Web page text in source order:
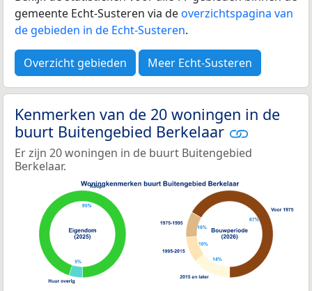
gemeente Echt-Susteren via deoverzichtspagina van
de gebieden in de Echt-Susteren.
Overzicht gebieden Meer Echt-Susteren
Kenmerken van de 20 woningen in de
buurt Buitengebied Berkelaar
Er zijn 20 woningen in de buurt Buitengebied
Berkelaar.